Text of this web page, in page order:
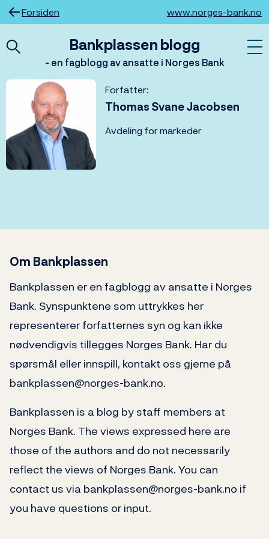
Hopp
til
Forsiden www.norges-bank.no
Bankplassen blogg
- en fagblogg av ansatte i Norges Bank
Forfatter:
Thomas Svane Jacobsen
Avdeling for markeder
Om Bankplassen
Bankplassen er en fagblogg av ansatte i Norges
Bank. Synspunktene som uttrykkes her
representerer forfatternes syn og kan ikke
nødvendigvis tillegges Norges Bank. Har du
spørsmål eller innspill, kontakt oss gjerne på
bankplassen@norges-bank.no.
Bankplassen is a blog by staff members at
Norges Bank. The views expressed here are
those of the authors and do not necessarily
reflect the views of Norges Bank. You can
contact us via bankplassen@norges-bank.no if
you have questions or input.